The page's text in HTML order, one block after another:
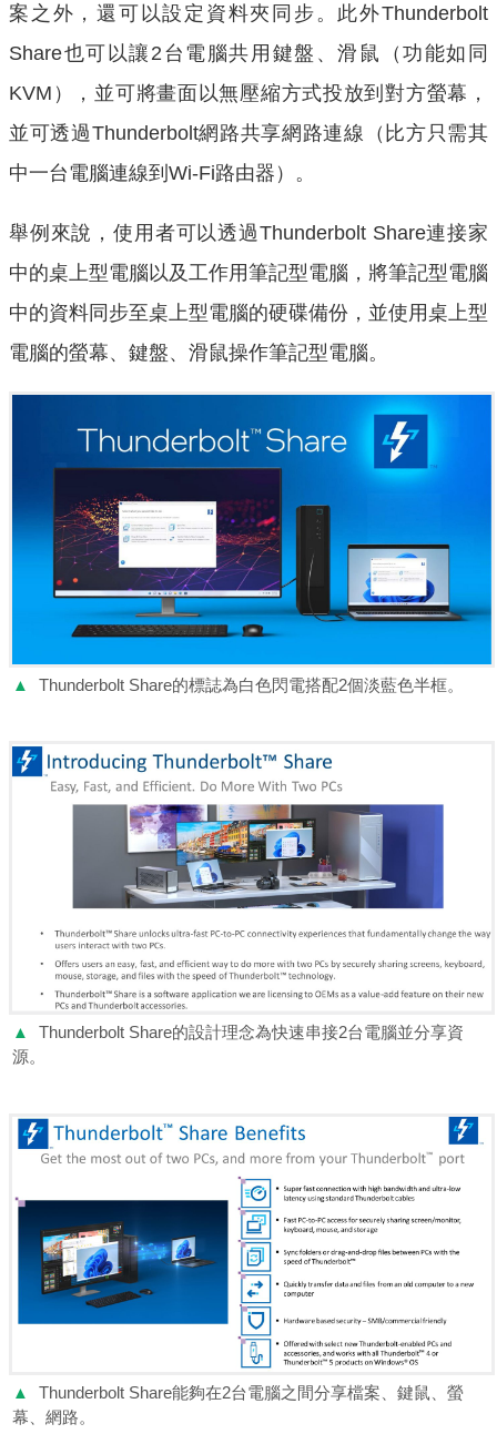
案之外，還可以設定資料夾同步。此外Thunderbolt
Share也可以讓2台電腦共用鍵盤、滑鼠（功能如同
KVM），並可將畫面以無壓縮方式投放到對方螢幕，
並可透過Thunderbolt網路共享網路連線（比方只需其
中一台電腦連線到Wi-Fi路由器）。
舉例來說，使用者可以透過Thunderbolt Share連接家
中的桌上型電腦以及工作用筆記型電腦，將筆記型電腦
中的資料同步至桌上型電腦的硬碟備份，並使用桌上型
電腦的螢幕、鍵盤、滑鼠操作筆記型電腦。
▲ Thunderbolt Share的標誌為白色閃電搭配2個淡藍色半框。
▲
Thunderbolt Share的設計理念為快速串接2台電腦並分享資
源。
▲
Thunderbolt Share能夠在2台電腦之間分享檔案、鍵鼠、螢
幕、網路。